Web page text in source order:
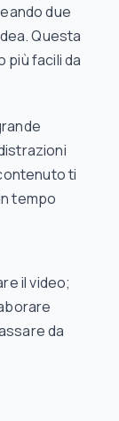
due
Questa
più facili da
ti
tempo
il video;
da